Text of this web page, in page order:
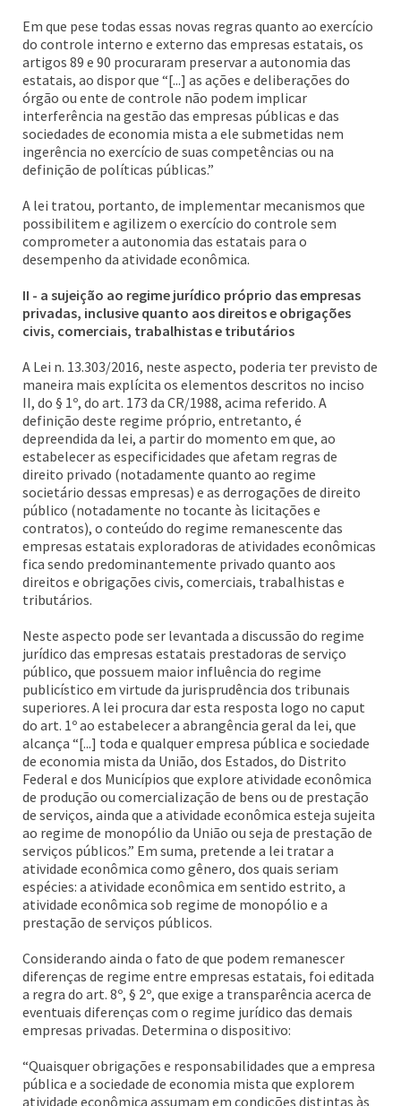
Em que pese todas essas novas regras quanto ao exercício
do controle interno e externo das empresas estatais, os
artigos 89 e 90 procuraram preservar a autonomia das
estatais, ao dispor que “[...] as ações e deliberações do
órgão ou ente de controle não podem implicar
interferência na gestão das empresas públicas e das
sociedades de economia mista a ele submetidas nem
ingerência no exercício de suas competências ou na
definição de políticas públicas.”
A lei tratou, portanto, de implementar mecanismos que
possibilitem e agilizem o exercício do controle sem
comprometer a autonomia das estatais para o
desempenho da atividade econômica.
II - a sujeição ao regime jurídico próprio das empresas
privadas, inclusive quanto aos direitos e obrigações
civis, comerciais, trabalhistas e tributários
A Lei n. 13.303/2016, neste aspecto, poderia ter previsto de
maneira mais explícita os elementos descritos no inciso
II, do § 1º, do art. 173 da CR/1988, acima referido. A
definição deste regime próprio, entretanto, é
depreendida da lei, a partir do momento em que, ao
estabelecer as especificidades que afetam regras de
direito privado (notadamente quanto ao regime
societário dessas empresas) e as derrogações de direito
público (notadamente no tocante às licitações e
contratos), o conteúdo do regime remanescente das
empresas estatais exploradoras de atividades econômicas
fica sendo predominantemente privado quanto aos
direitos e obrigações civis, comerciais, trabalhistas e
tributários.
Neste aspecto pode ser levantada a discussão do regime
jurídico das empresas estatais prestadoras de serviço
público, que possuem maior influência do regime
publicístico em virtude da jurisprudência dos tribunais
superiores. A lei procura dar esta resposta logo no caput
do art. 1º ao estabelecer a abrangência geral da lei, que
alcança “[...] toda e qualquer empresa pública e sociedade
de economia mista da União, dos Estados, do Distrito
Federal e dos Municípios que explore atividade econômica
de produção ou comercialização de bens ou de prestação
de serviços, ainda que a atividade econômica esteja sujeita
ao regime de monopólio da União ou seja de prestação de
serviços públicos.” Em suma, pretende a lei tratar a
atividade econômica como gênero, dos quais seriam
espécies: a atividade econômica em sentido estrito, a
atividade econômica sob regime de monopólio e a
prestação de serviços públicos.
Considerando ainda o fato de que podem remanescer
diferenças de regime entre empresas estatais, foi editada
a regra do art. 8º, § 2º, que exige a transparência acerca de
eventuais diferenças com o regime jurídico das demais
empresas privadas. Determina o dispositivo:
“Quaisquer obrigações e responsabilidades que a empresa
pública e a sociedade de economia mista que explorem
atividade econômica assumam em condições distintas às